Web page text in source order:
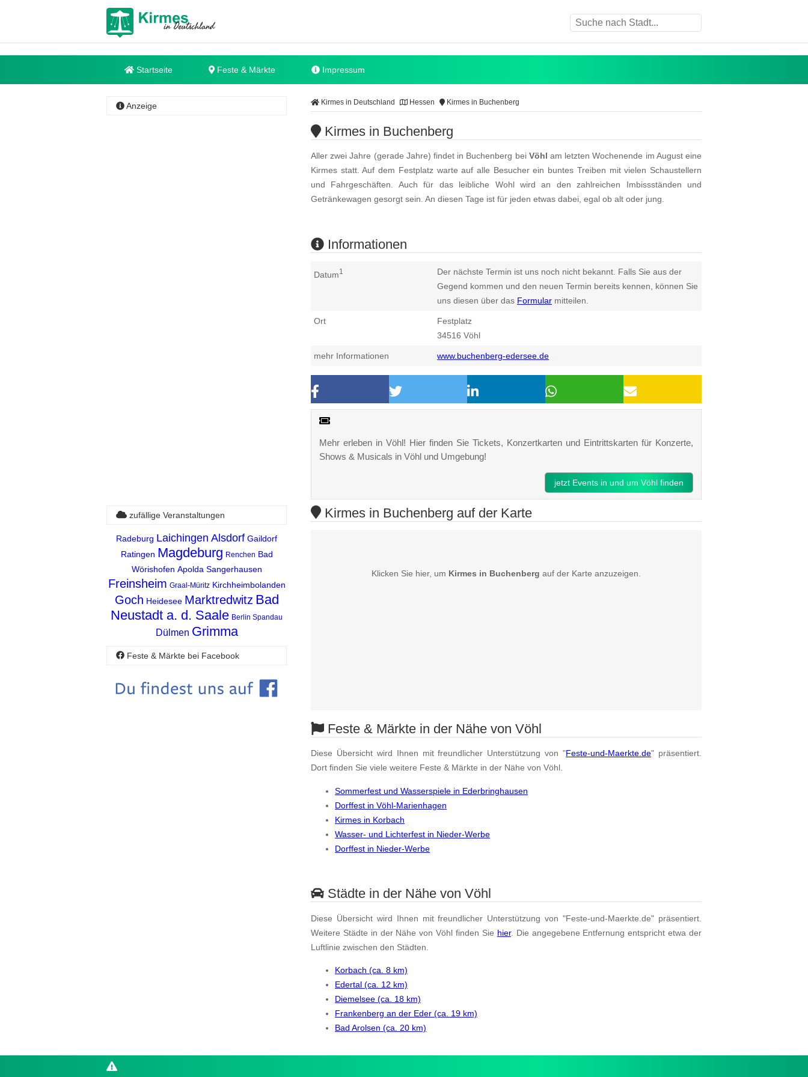
Startseite Feste & Märkte Impressum
Kirmes in Deutschland Hessen Kirmes in Buchenberg
Kirmes in Buchenberg
Aller zwei Jahre (gerade Jahre) findet in Buchenberg bei Vöhl am letzten Wochenende im August eine
Kirmes statt. Auf dem Festplatz warte auf alle Besucher ein buntes Treiben mit vielen Schaustellern
und Fahrgeschäften. Auch für das leibliche Wohl wird an den zahlreichen Imbissständen und
Getränkewagen gesorgt sein. An diesen Tage ist für jeden etwas dabei, egal ob alt oder jung.
Informationen
Datum1
Der nächste Termin ist uns noch nicht bekannt. Falls Sie aus der
Gegend kommen und den neuen Termin bereits kennen, können Sie
uns diesen über das Formular mitteilen.
Ort
Festplatz
34516 Vöhl
mehr Informationen www.buchenberg-edersee.de
Mehr erleben in Vöhl! Hier finden Sie Tickets, Konzertkarten und Eintrittskarten für Konzerte,
Shows & Musicals in Vöhl und Umgebung!
jetzt Events in und um Vöhl finden
Anzeige
Kirmes in Buchenberg auf der Karte
Klicken Sie hier, um Kirmes in Buchenberg auf der Karte anzuzeigen.
Feste & Märkte in der Nähe von Vöhl
Diese Übersicht wird Ihnen mit freundlicher Unterstützung von "Feste-und-Maerkte.de" präsentiert.
Dort finden Sie viele weitere Feste & Märkte in der Nähe von Vöhl.
Sommerfest und Wasserspiele in Ederbringhausen
Dorffest in Vöhl-Marienhagen
Kirmes in Korbach
Wasser- und Lichterfest in Nieder-Werbe
Dorffest in Nieder-Werbe
Städte in der Nähe von Vöhl
Diese Übersicht wird Ihnen mit freundlicher Unterstützung von "Feste-und-Maerkte.de" präsentiert.
Weitere Städte in der Nähe von Vöhl finden Sie hier. Die angegebene Entfernung entspricht etwa der
Luftlinie zwischen den Städten.
Korbach (ca. 8 km)
Edertal (ca. 12 km)
Diemelsee (ca. 18 km)
Frankenberg an der Eder (ca. 19 km)
Bad Arolsen (ca. 20 km)
zufällige Veranstaltungen
Radeburg Laichingen Alsdorf Gaildorf
Ratingen Magdeburg Renchen Bad
Wörishofen Apolda Sangerhausen
Freinsheim Graal-Müritz Kirchheimbolanden
Goch Heidesee Marktredwitz Bad
Neustadt a. d. Saale Berlin Spandau
Dülmen Grimma
Feste & Märkte bei Facebook